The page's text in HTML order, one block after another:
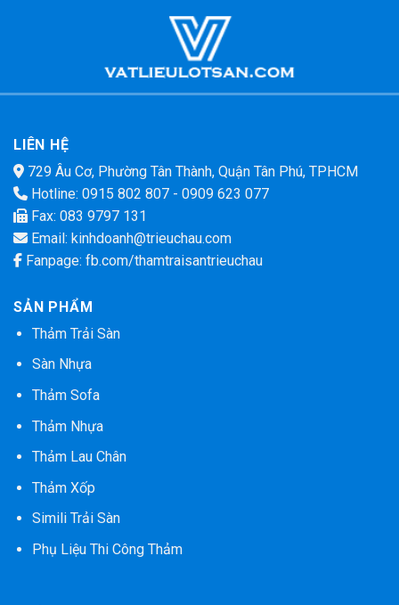
LIÊN HỆ
729 Âu Cơ, Phường Tân Thành, Quận Tân Phú, TPHCM
Hotline: 0915 802 807 - 0909 623 077
Fax: 083 9797 131
Email: kinhdoanh@trieuchau.com
Fanpage: fb.com/thamtraisantrieuchau
SẢN PHẨM
Thảm Trải Sàn
Sàn Nhựa
Thảm Sofa
Thảm Nhựa
Thảm Lau Chân
Thảm Xốp
Simili Trải Sàn
Phụ Liệu Thi Công Thảm